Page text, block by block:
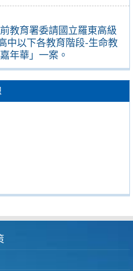
教育署委請國立羅東高級
中以下各教育階段-生命教
年華」一案。